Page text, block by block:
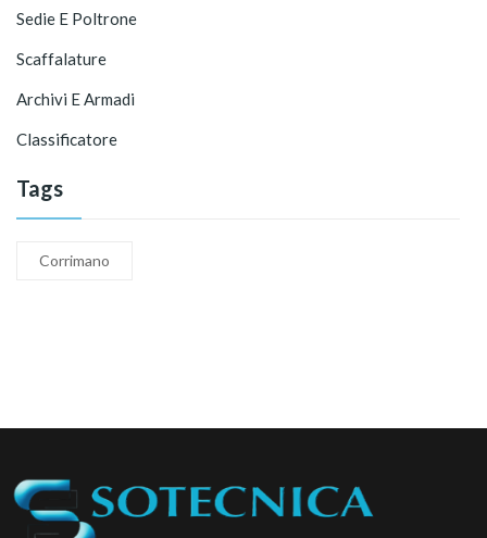
Sedie E Poltrone
Scaffalature
Archivi E Armadi
Classificatore
Tags
Corrimano